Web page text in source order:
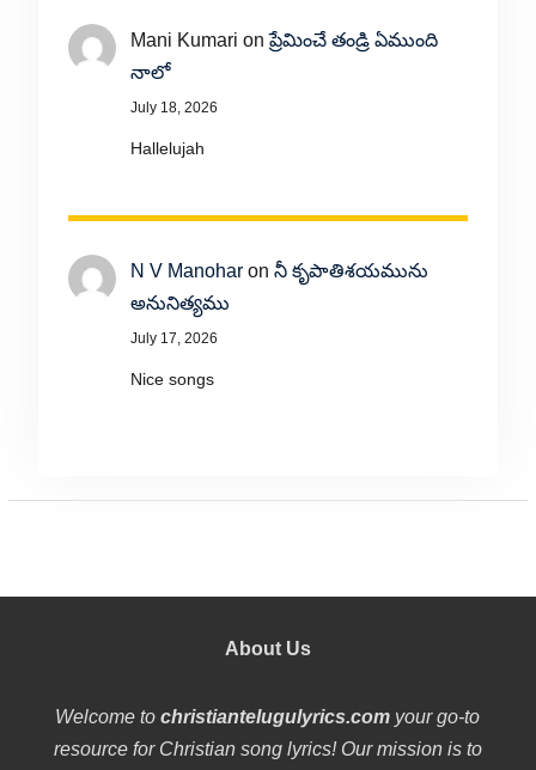
Mani Kumari onప్రేమించే తండ్రి ఏముంది
నాలో
July 18, 2026
Hallelujah
N V Manoharon నీ కృపాతిశయమును
అనునిత్యము
July 17, 2026
Nice songs
About Us
Welcome tochristiantelugulyrics.com your go-to
resource for Christian song lyrics! Our mission is to